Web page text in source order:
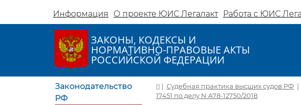
Информация О проекте ЮИС Легалакт Работа с ЮИС
ЗАКОНЫ, КОДЕКСЫ И
НОРМАТИВНО-ПРАВОВЫЕ АКТЫ
РОССИЙСКОЙ ФЕДЕРАЦИИ
Законодательство
РФ
| Судебная практика высших судов РФ |
17451 по делу N А78-12750/2018